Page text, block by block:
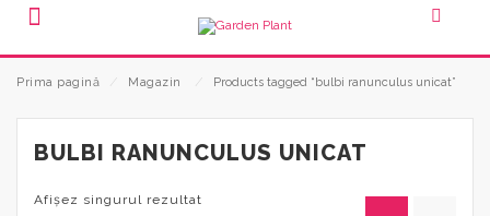
Prima pagină Magazin Products tagged “bulbi ranunculus unicat”
BULBI RANUNCULUS UNICAT
Afișez singurul rezultat